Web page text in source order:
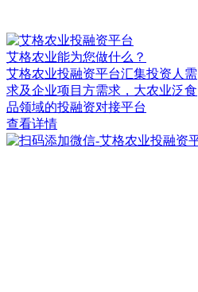
艾格农业能为您做什么？
艾格农业投融资平台汇集投资人需
求及企业项目方需求，大农业泛食
品领域的投融资对接平台
查看详情